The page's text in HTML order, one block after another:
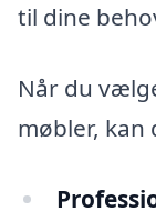
til dine
Når du
møbler,